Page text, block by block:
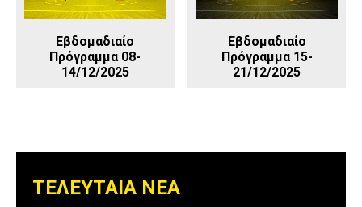
Εβδομαδιαίο
Πρόγραμμα 08-
14/12/2025
Εβδομαδιαίο
Πρόγραμμα 15-
21/12/2025
ΤΕΛΕΥΤΑΙΑ ΝΕΑ